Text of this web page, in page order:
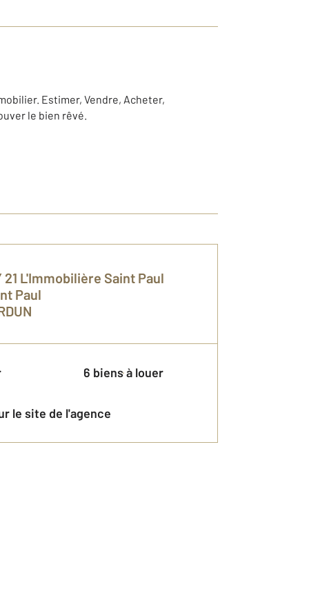
Estimer, Vendre, Acheter,
le bien rêvé.
21 L'Immobilière Saint Paul
Paul
6 biens à louer
le site de l'agence